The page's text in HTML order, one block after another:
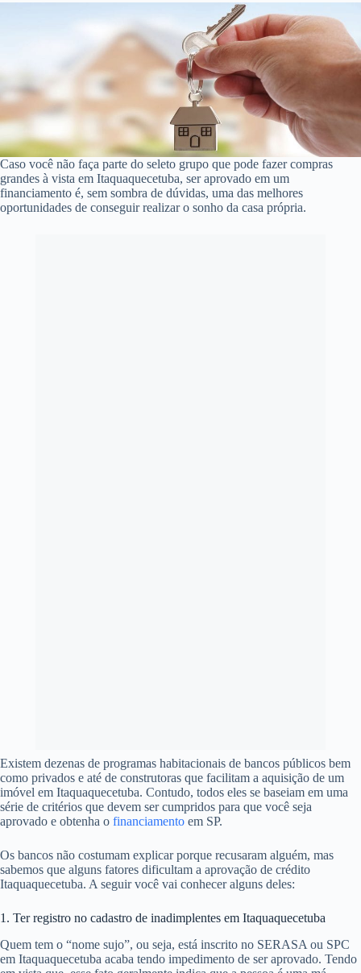
Caso você não faça parte do seleto grupo que pode fazer compras
grandes à vista em Itaquaquecetuba, ser aprovado em um
financiamento é, sem sombra de dúvidas, uma das melhores
oportunidades de conseguir realizar o sonho da casa própria.
Existem dezenas de programas habitacionais de bancos públicos bem
como privados e até de construtoras que facilitam a aquisição de um
imóvel em Itaquaquecetuba. Contudo, todos eles se baseiam em uma
série de critérios que devem ser cumpridos para que você seja
aprovado e obtenha o financiamento em SP.
Os bancos não costumam explicar porque recusaram alguém, mas
sabemos que alguns fatores dificultam a aprovação de crédito
Itaquaquecetuba. A seguir você vai conhecer alguns deles:
1. Ter registro no cadastro de inadimplentes em Itaquaquecetuba
Quem tem o “nome sujo”, ou seja, está inscrito no SERASA ou SPC
em Itaquaquecetuba acaba tendo impedimento de ser aprovado. Tendo